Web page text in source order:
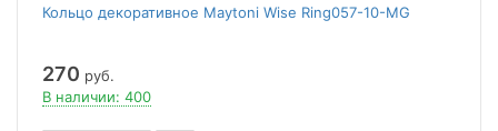
Кольцо декоративное Maytoni Wise Ring057-10-MG
270 руб.
В наличии: 400